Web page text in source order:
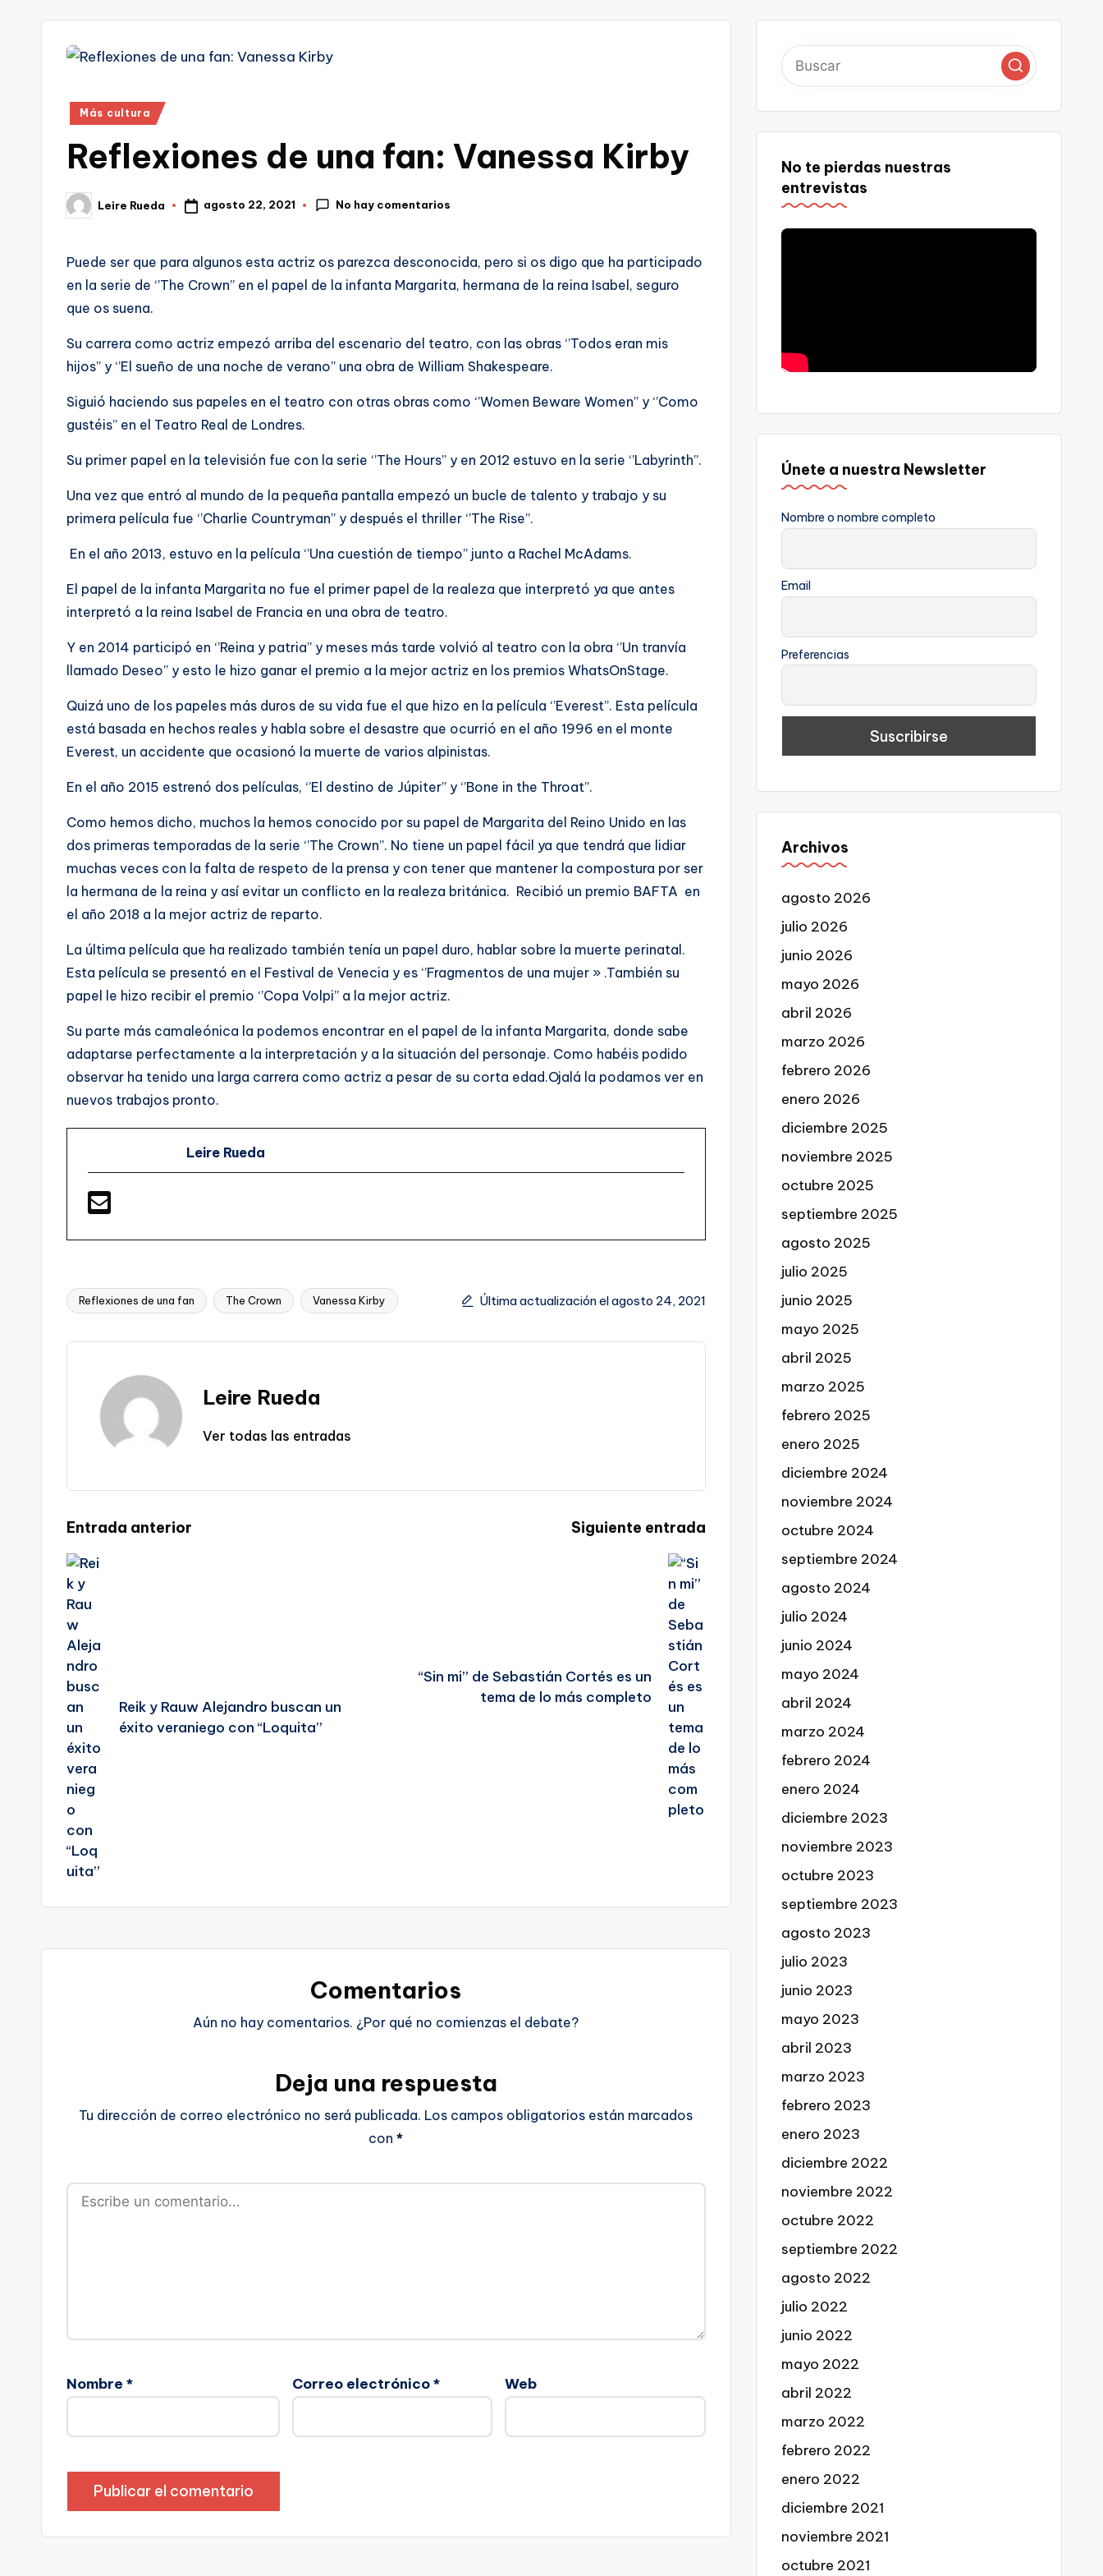
Publicado
Más cultura
Reflexiones de una fan: Vanessa Kirby
Publicado
por
Leire Rueda agosto 22, 2021 No hay comentarios
Puede ser que para algunos esta actriz os parezca desconocida, pero si os digo que ha participado
en la serie de ‘’The Crown’’ en el papel de la infanta Margarita, hermana de la reina Isabel, seguro
que os suena.
Su carrera como actriz empezó arriba del escenario del teatro, con las obras ‘’Todos eran mis
hijos’’ y ‘’El sueño de una noche de verano’’ una obra de William Shakespeare.
Siguió haciendo sus papeles en el teatro con otras obras como ‘’Women Beware Women’’ y ‘’Como
gustéis’’ en el Teatro Real de Londres.
Su primer papel en la televisión fue con la serie ‘’The Hours’’ y en 2012 estuvo en la serie ‘’Labyrinth’’.
Una vez que entró al mundo de la pequeña pantalla empezó un bucle de talento y trabajo y su
primera película fue ‘’Charlie Countryman’’ y después el thriller ‘’The Rise’’.
En el año 2013, estuvo en la película ‘’Una cuestión de tiempo’’ junto a Rachel McAdams.
El papel de la infanta Margarita no fue el primer papel de la realeza que interpretó ya que antes
interpretó a la reina Isabel de Francia en una obra de teatro.
Y en 2014 participó en ‘’Reina y patria’’ y meses más tarde volvió al teatro con la obra ‘’Un tranvía
llamado Deseo’’ y esto le hizo ganar el premio a la mejor actriz en los premios WhatsOnStage.
Quizá uno de los papeles más duros de su vida fue el que hizo en la película ‘’Everest’’. Esta película
está basada en hechos reales y habla sobre el desastre que ocurrió en el año 1996 en el monte
Everest, un accidente que ocasionó la muerte de varios alpinistas.
En el año 2015 estrenó dos películas, ‘’El destino de Júpiter’’ y ‘’Bone in the Throat’’.
Como hemos dicho, muchos la hemos conocido por su papel de Margarita del Reino Unido en las
dos primeras temporadas de la serie ‘’The Crown’’. No tiene un papel fácil ya que tendrá que lidiar
muchas veces con la falta de respeto de la prensa y con tener que mantener la compostura por ser
la hermana de la reina y así evitar un conflicto en la realeza británica. Recibió un premio BAFTA en
el año 2018 a la mejor actriz de reparto.
La última película que ha realizado también tenía un papel duro, hablar sobre la muerte perinatal.
Esta película se presentó en el Festival de Venecia y es ‘’Fragmentos de una mujer » .También su
papel le hizo recibir el premio ‘’Copa Volpi’’ a la mejor actriz.
Su parte más camaleónica la podemos encontrar en el papel de la infanta Margarita, donde sabe
adaptarse perfectamente a la interpretación y a la situación del personaje. Como habéis podido
observar ha tenido una larga carrera como actriz a pesar de su corta edad.Ojalá la podamos ver en
nuevos trabajos pronto.
Leire Rueda
Etiquetas:
Reflexiones de una fan The Crown Vanessa Kirby Última actualización el agosto 24, 2021
Leire Rueda
Ver todas las entradas
Navegación
de
entradas
Entrada anterior
Reik y Rauw Alejandro buscan un
éxito veraniego con “Loquita”
Siguiente entrada
“Sin mi” de Sebastián Cortés es un
tema de lo más completo
Comentarios
Aún no hay comentarios. ¿Por qué no comienzas el debate?
Deja una respuesta
Tu dirección de correo electrónico no será publicada. Los campos obligatorios están marcados
con*
Nombre * Correo electrónico* Web
No te pierdas nuestras
entrevistas
Únete a nuestra Newsletter
Nombre o nombre completo
Email
Preferencias
Archivos
agosto 2026
julio 2026
junio 2026
mayo 2026
abril 2026
marzo 2026
febrero 2026
enero 2026
diciembre 2025
noviembre 2025
octubre 2025
septiembre 2025
agosto 2025
julio 2025
junio 2025
mayo 2025
abril 2025
marzo 2025
febrero 2025
enero 2025
diciembre 2024
noviembre 2024
octubre 2024
septiembre 2024
agosto 2024
julio 2024
junio 2024
mayo 2024
abril 2024
marzo 2024
febrero 2024
enero 2024
diciembre 2023
noviembre 2023
octubre 2023
septiembre 2023
agosto 2023
julio 2023
junio 2023
mayo 2023
abril 2023
marzo 2023
febrero 2023
enero 2023
diciembre 2022
noviembre 2022
octubre 2022
septiembre 2022
agosto 2022
julio 2022
junio 2022
mayo 2022
abril 2022
marzo 2022
febrero 2022
enero 2022
diciembre 2021
noviembre 2021
octubre 2021